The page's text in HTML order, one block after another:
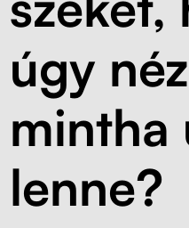
Kábelrendező
Zárható fiók
Fa monitor
Akusztikus
úgy
mintha
lenne?